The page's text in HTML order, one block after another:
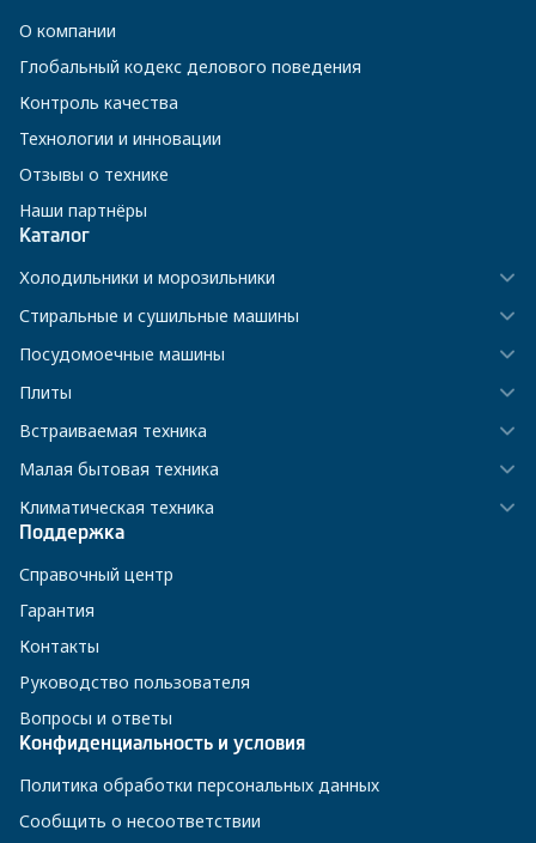
О компании
Глобальный кодекс делового поведения
Контроль качества
Технологии и инновации
Отзывы о технике
Наши партнёры
Каталог
Холодильники и морозильники
Стиральные и сушильные машины
Посудомоечные машины
Плиты
Встраиваемая техника
Малая бытовая техника
Климатическая техника
Поддержка
Справочный центр
Гарантия
Контакты
Руководство пользователя
Вопросы и ответы
Конфиденциальность и условия
Политика обработки персональных данных
Сообщить о несоответствии